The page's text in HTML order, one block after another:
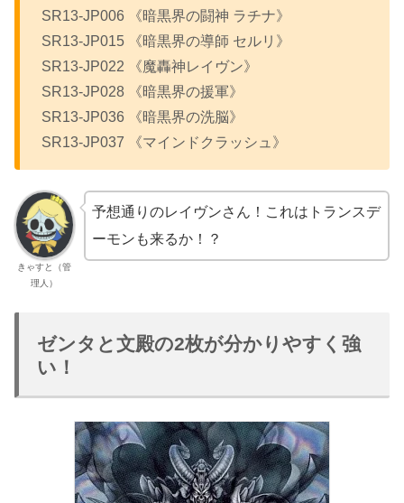
SR13-JP006 《暗黒界の闘神 ラチナ》
SR13-JP015 《暗黒界の導師 セルリ》
SR13-JP022 《魔轟神レイヴン》
SR13-JP028 《暗黒界の援軍》
SR13-JP036 《暗黒界の洗脳》
SR13-JP037 《マインドクラッシュ》
きゃすと（管
理人）
予想通りのレイヴンさん！これはトランスデ
ーモンも来るか！？
ゼンタと文殿の2枚が分かりやすく強
い！